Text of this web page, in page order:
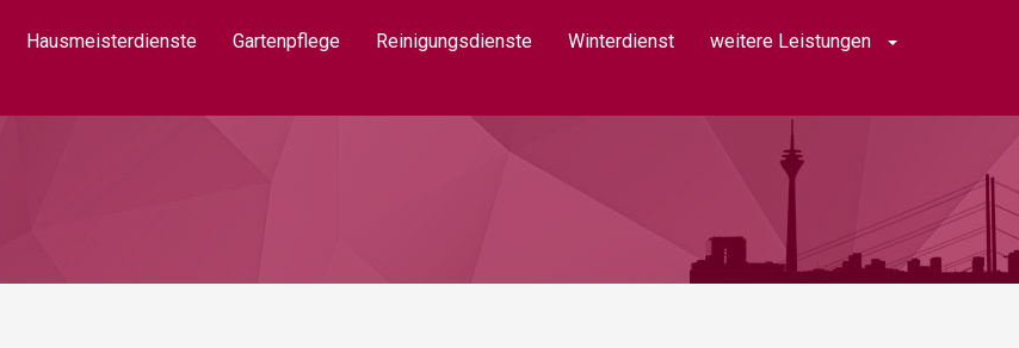
Hausmeisterdienste Gartenpflege Reinigungsdienste Winterdienst weitere Leistungen